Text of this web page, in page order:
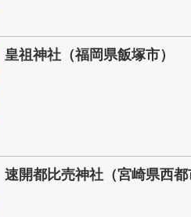
皇祖神社（福岡県飯塚市）
速開都比売神社（宮崎県西